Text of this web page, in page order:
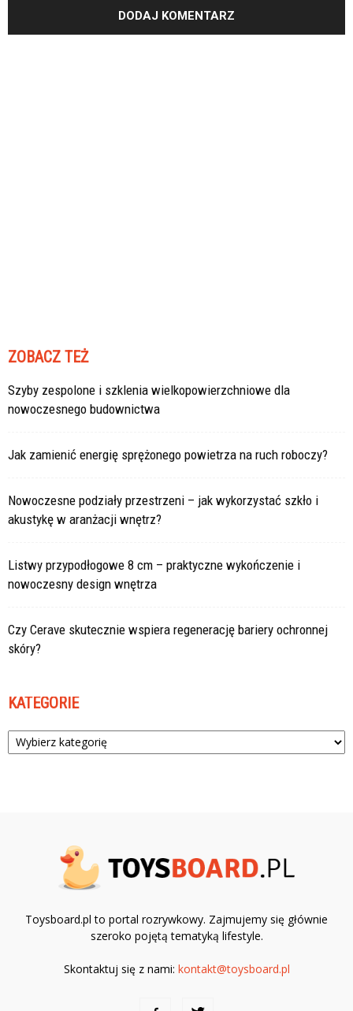
ZOBACZ TEŻ
Szyby zespolone i szklenia wielkopowierzchniowe dla
nowoczesnego budownictwa
Jak zamienić energię sprężonego powietrza na ruch roboczy?
Nowoczesne podziały przestrzeni – jak wykorzystać szkło i
akustykę w aranżacji wnętrz?
Listwy przypodłogowe 8 cm – praktyczne wykończenie i
nowoczesny design wnętrza
Czy Cerave skutecznie wspiera regenerację bariery ochronnej
skóry?
KATEGORIE
Kategorie
Toysboard.pl to portal rozrywkowy. Zajmujemy się głównie
szeroko pojętą tematyką lifestyle.
Skontaktuj się z nami: kontakt@toysboard.pl